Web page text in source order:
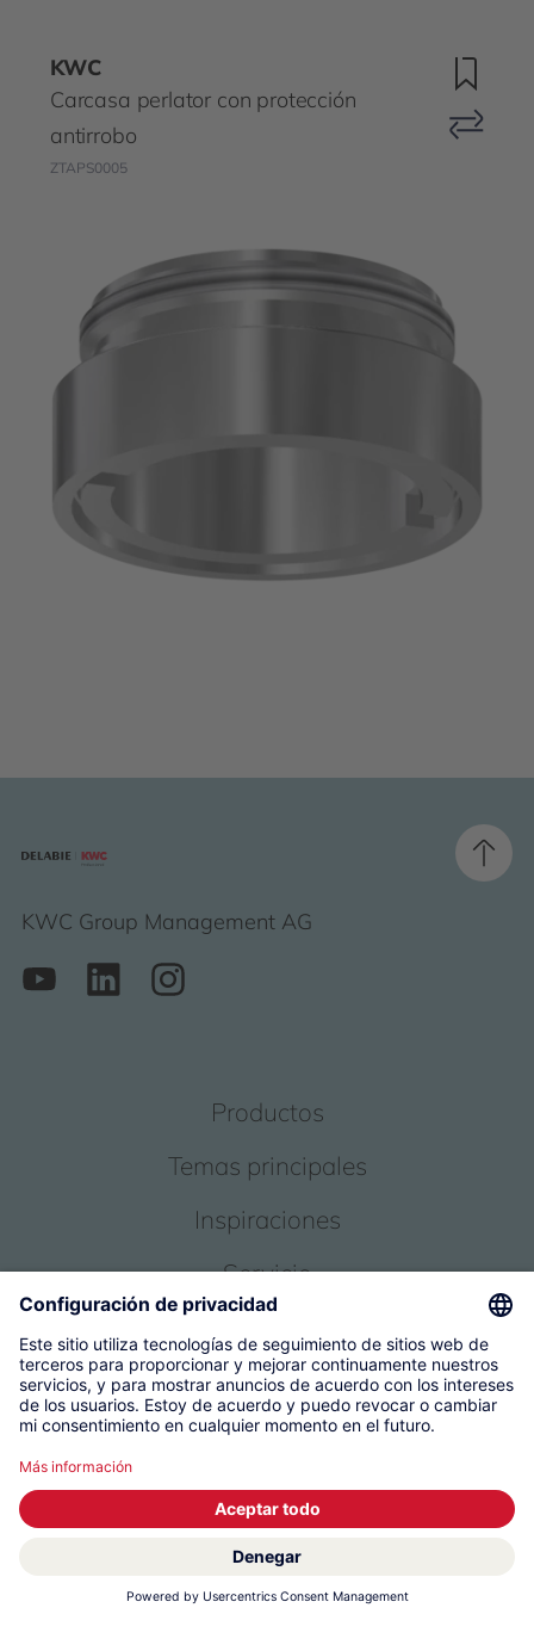
KWC
Carcasa perlator con protección
antirrobo
ZTAPS0005
KWC Group Management AG
Productos
Temas principales
Inspiraciones
Servicio
Sobre nosotros
© 2026 KWC Group Management AG
Condiciones Generales
Pie de imprenta
Protección de datos